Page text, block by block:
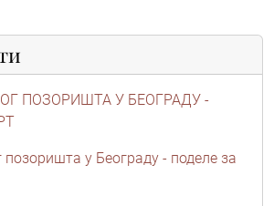
ПОЗОРИШТА У БЕОГРАДУ -
у Београду - поделе за